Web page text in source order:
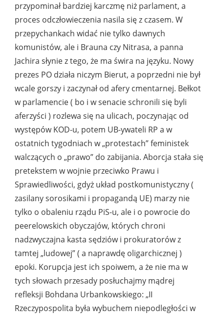
przypominał bardziej karczmę niż parlament, a
proces odczłowieczenia nasila się z czasem. W
przepychankach widać nie tylko dawnych
komunistów, ale i Brauna czy Nitrasa, a panna
Jachira słynie z tego, że ma świra na języku. Nowy
prezes PO działa niczym Bierut, a poprzedni nie był
wcale gorszy i zaczynał od afery cmentarnej. Bełkot
w parlamencie ( bo i w senacie schronili się byli
aferzyści ) rozlewa się na ulicach, poczynając od
występów KOD-u, potem UB-ywateli RP a w
ostatnich tygodniach w „protestach” feministek
walczących o „prawo” do zabijania. Aborcja stała się
pretekstem w wojnie przeciwko Prawu i
Sprawiedliwości, gdyż układ postkomunistyczny (
zasilany sorosikami i propagandą UE) marzy nie
tylko o obaleniu rządu PiS-u, ale i o powrocie do
peerelowskich obyczajów, których chroni
nadzwyczajna kasta sędziów i prokuratorów z
tamtej „ludowej” ( a naprawdę oligarchicznej )
epoki. Korupcja jest ich spoiwem, a że nie ma w
tych słowach przesady posłuchajmy mądrej
refleksji Bohdana Urbankowskiego: „II
Rzeczypospolita była wybuchem niepodległości w